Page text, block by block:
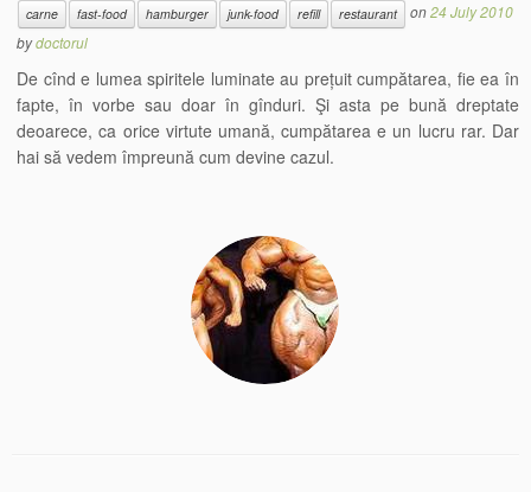
carne
fast-food hamburger junk-food refill restaurant on24 July 2010
bydoctorul
De cînd e lumea spiritele luminate au prețuit cumpătarea, fie ea în
fapte, în vorbe sau doar în gînduri. Şi asta pe bună dreptate
deoarece, ca orice virtute umană, cumpătarea e un lucru rar. Dar
hai să vedem împreună cum devine cazul.